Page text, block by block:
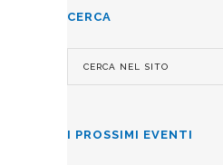
CERCA
I PROSSIMI EVENTI